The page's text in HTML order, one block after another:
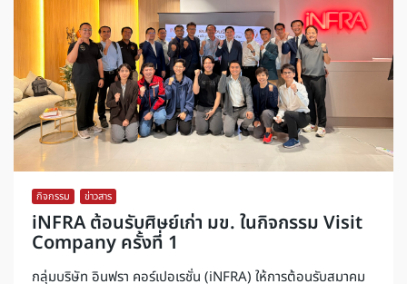
กิจกรรม ข่าวสาร
iNFRA ต้อนรับศิษย์เก่า มข. ในกิจกรรม Visit
Company ครั้งที่ 1
กลุ่มบริษัท อินฟรา คอร์เปอเรชั่น (iNFRA) ให้การต้อนรับสมาคม